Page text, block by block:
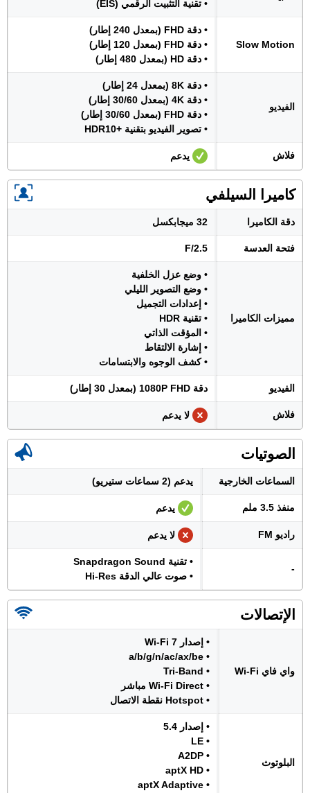
• تقنية التثبيت الرقمي (EIS)
Slow Motion
• دقة FHD (بمعدل 240 إطار)
• دقة FHD (بمعدل 120 إطار)
• دقة HD (بمعدل 480 إطار)
الفيديو
• دقة 8K (بمعدل 24 إطار)
• دقة 4K (بمعدل 30/60 إطار)
• دقة FHD (بمعدل 30/60 إطار)
• تصوير الفيديو بتقنية +HDR10
فلاش يدعم
كاميرا السيلفي
دقة الكاميرا 32 ميجابكسل
فتحة العدسة F/2.5
مميزات الكاميرا
• وضع عزل الخلفية
• وضع التصوير الليلي
• إعدادات التجميل
• تقنية HDR
• المؤقت الذاتي
• إشارة الالتقاط
• كشف الوجوه والابتسامات
الفيديو دقة 1080P FHD (بمعدل 30 إطار)
فلاش لا يدعم
الصوتيات
السماعات الخارجية يدعم (2 سماعات ستيريو)
منفذ 3.5 ملم يدعم
راديو FM لا يدعم
-
• تقنية Snapdragon Sound
• صوت عالي الدقة Hi-Res
الإتصالات
واي فاي Wi-Fi
• إصدار Wi-Fi 7
• a/b/g/n/ac/ax/be
• Tri-Band
• Wi-Fi Direct مباشر
• Hotspot نقطة الاتصال
البلوتوث
• إصدار 5.4
• LE
• A2DP
• aptX HD
• aptX Adaptive